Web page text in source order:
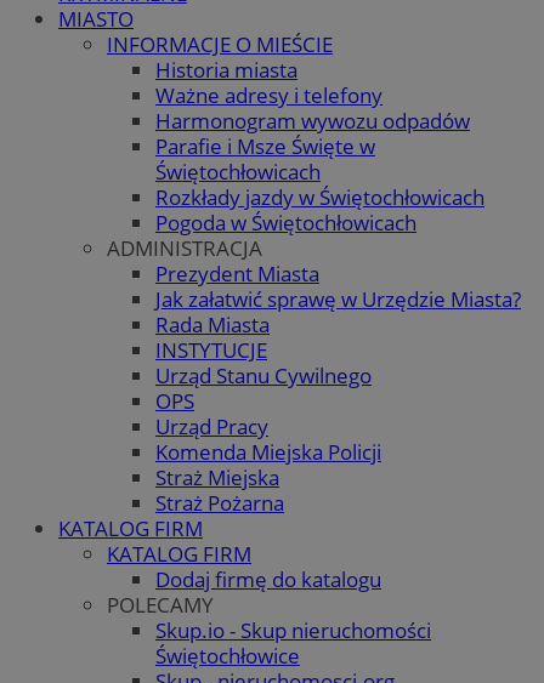
MIASTO
INFORMACJE O MIEŚCIE
Historia miasta
Ważne adresy i telefony
Harmonogram wywozu odpadów
Parafie i Msze Święte w
Świętochłowicach
Rozkłady jazdy w Świętochłowicach
Pogoda w Świętochłowicach
ADMINISTRACJA
Prezydent Miasta
Jak załatwić sprawę w Urzędzie Miasta?
Rada Miasta
INSTYTUCJE
Urząd Stanu Cywilnego
OPS
Urząd Pracy
Komenda Miejska Policji
Straż Miejska
Straż Pożarna
KATALOG FIRM
KATALOG FIRM
Dodaj firmę do katalogu
POLECAMY
Skup.io - Skup nieruchomości
Świętochłowice